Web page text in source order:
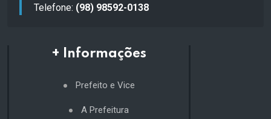
Telefone: (98) 98592-0138
+ Informações
Prefeito e Vice
A Prefeitura